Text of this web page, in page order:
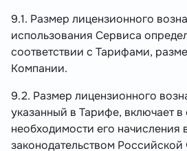
9.1. Размер лицензионного
использования Сервиса
соответствии с Тарифами,
Компании.
9.2. Размер лицензионного
указанный в Тарифе, включает
необходимости его начисления
законодательством